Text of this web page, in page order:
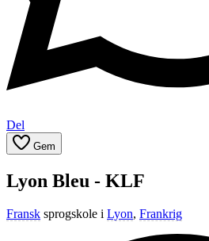
Del
Gem
Lyon Bleu - KLF
Fransk sprogskole i Lyon, Frankrig